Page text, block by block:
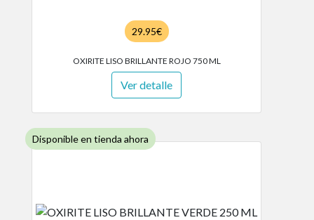
29.95€
OXIRITE LISO BRILLANTE ROJO 750 ML
Ver detalle
Disponible en tienda ahora